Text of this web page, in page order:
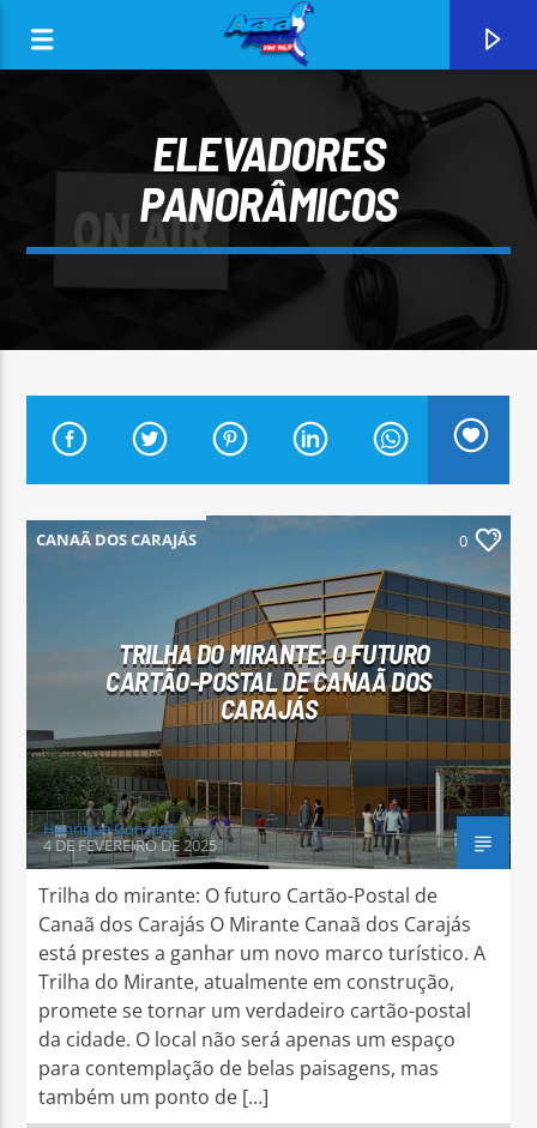
CURRENT TRACK
ARARA AZUL FM 96,9
Arara Azul FM
ELEVADORES
PANORÂMICOS
CANAÃ DOS CARAJÁS 0
TRILHA DO MIRANTE: O FUTURO
CARTÃO-POSTAL DE CANAÃ DOS
CARAJÁS
Henrique Gonzaga
4 DE FEVEREIRO DE 2025
Trilha do mirante: O futuro Cartão-Postal de
Canaã dos Carajás O Mirante Canaã dos Carajás
está prestes a ganhar um novo marco turístico. A
Trilha do Mirante, atualmente em construção,
promete se tornar um verdadeiro cartão-postal
da cidade. O local não será apenas um espaço
para contemplação de belas paisagens, mas
também um ponto de […]